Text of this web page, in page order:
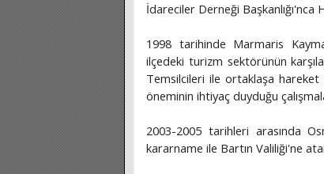
İdareciler Derneği Başkanlığı'nca
1998 tarihinde Marmaris
ilçedeki turizm sektörünün
Temsilcileri ile ortaklaşa
öneminin ihtiyaç duyduğu
2003-2005 tarihleri arasında
kararname ile Bartın Valiliği'ne